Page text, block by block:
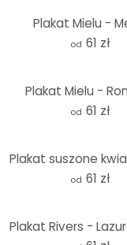
Plakat Mielu -
od 61 zł
Plakat Mielu -
od 61 zł
od 61 zł